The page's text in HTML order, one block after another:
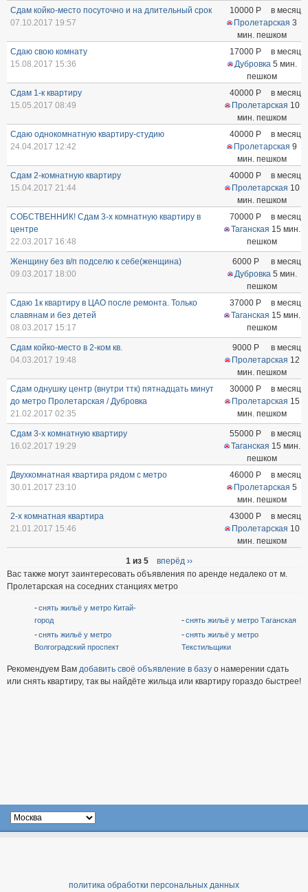
Сдам койко-место посуточно и на длительный срок
07.10.2017 19:57
10000 Р
в месяц
Пролетарская 3
мин. пешком
Сдаю свою комнату
15.08.2017 15:36
17000 Р
в месяц
Дубровка5 мин.
пешком
Сдам 1-к квартиру
15.05.2017 08:49
40000 Р
в месяц
Пролетарская 10
мин. пешком
Сдаю однокомнатную квартиру-студию
24.04.2017 12:42
40000 Р
в месяц
Пролетарская 9
мин. пешком
Сдам 2-комнатную квартиру
15.04.2017 21:44
40000 Р
в месяц
Пролетарская 10
мин. пешком
СОБСТВЕННИК! Сдам 3-х комнатную квартиру в
центре
22.03.2017 16:48
70000 Р
в месяц
Таганская 15 мин.
пешком
Женщину без в/п подселю к себе(женщина)
09.03.2017 18:00
6000 Р
в месяц
Дубровка5 мин.
пешком
Сдаю 1к квартиру в ЦАО после ремонта. Только
славянам и без детей
08.03.2017 15:17
37000 Р
в месяц
Таганская 15 мин.
пешком
Сдам койко-место в 2-ком кв.
04.03.2017 19:48
9000 Р
в месяц
Пролетарская 12
мин. пешком
Сдам однушку центр (внутри ттк) пятнадцать минут
до метро Пролетарская / Дубровка
21.02.2017 02:35
30000 Р
в месяц
Пролетарская 15
мин. пешком
Сдам 3-х комнатную квартиру
16.02.2017 19:29
55000 Р
в месяц
Таганская 15 мин.
пешком
Двухкомнатная квартира рядом с метро
30.01.2017 23:10
46000 Р
в месяц
Пролетарская 5
мин. пешком
2-х комнатная квартира
21.01.2017 15:46
43000 Р
в месяц
Пролетарская 10
мин. пешком
1 из 5
вперёд ››
Вас также могут заинтересовать объявления по аренде недалеко от м.
Пролетарская на соседних станциях метро
снять жильё у метро Китай-
город
снять жильё у метро Таганская
снять жильё у метро
Волгоградский проспект
снять жильё у метро
Текстильщики
Рекомендуем Вам добавить своё объявление в базу о намерении сдать
или снять квартиру, так вы найдёте жильца или квартиру гораздо быстрее!
политика обработки персональных данных